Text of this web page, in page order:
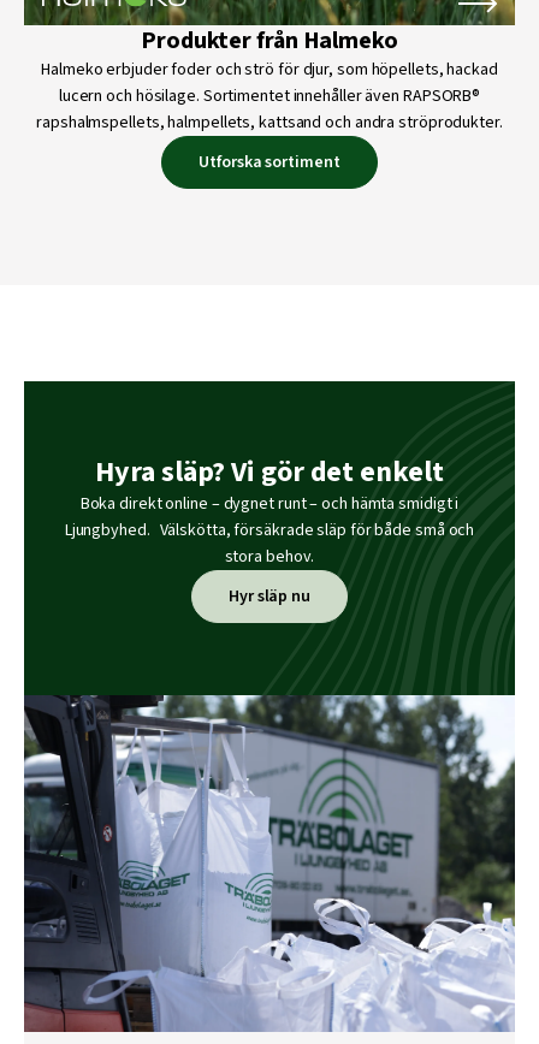
Produkter från Halmeko
Halmeko erbjuder foder och strö för djur, som höpellets, hackad
lucern och hösilage. Sortimentet innehåller även RAPSORB®
rapshalmspellets, halmpellets, kattsand och andra ströprodukter.
Utforska sortiment
Hyra släp? Vi gör det enkelt
Boka direkt online – dygnet runt – och hämta smidigt i
Ljungbyhed. Välskötta, försäkrade släp för både små och
stora behov.
Hyr släp nu